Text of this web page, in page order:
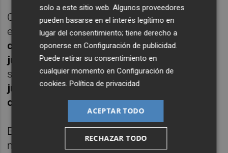
Conforme van pasando las jornadas el
equipo acumula las bajas, eso incide en
cargar de minutos al mismo núcleo de
jugadores sin casi posibilidad de rotar
supone quedeterminados futbolistas
jueguen casi todos los minutos de liga y
copa
El desgaste pasa factura en dos partidos
más
solo a este sitio web. Algunos proveedores
pueden basarse en el interés legítimo en
lugar del consentimiento; tiene derecho a
oponerse enConfiguración de publicidad.
Puede retirar su consentimiento en
cualquier momento enConfiguración de
cookies.Política de privacidad
ACEPTAR TODO
RECHAZAR TODO